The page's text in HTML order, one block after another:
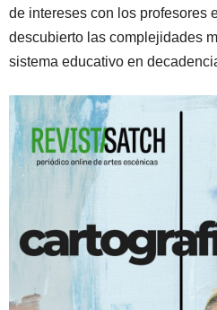
de intereses con los profesores
descubierto las complejidades
sistema educativo en